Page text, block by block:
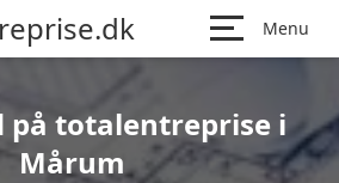
Menu
på totalentreprise i
Mårum